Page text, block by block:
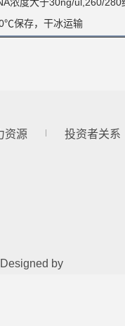
保存，干冰运输
资源 投资者关系
by